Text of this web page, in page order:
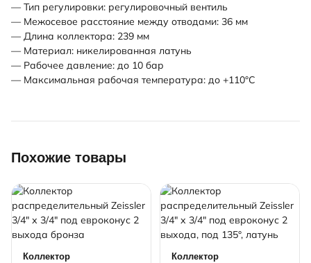
— Тип регулировки: регулировочный вентиль
— Межосевое расстояние между отводами: 36 мм
— Длина коллектора: 239 мм
— Материал: никелированная латунь
— Рабочее давление: до 10 бар
— Максимальная рабочая температура: до +110°С
Похожие товары
Коллектор
Коллектор